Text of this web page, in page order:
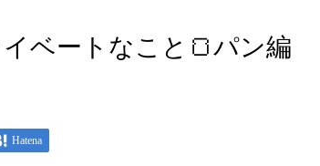
ベートなこと🍞パン編
Hatena